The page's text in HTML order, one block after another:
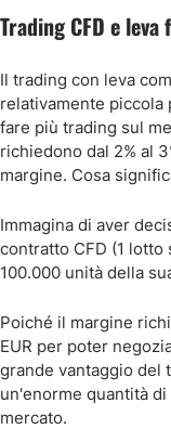
Trading CFD e
Il trading con leva
relativamente
fare più trading sul
richiedono dal 2% al
margine. Cosa
Immagina di aver
contratto CFD (1 lotto
100.000 unità della
Poiché il margine
EUR per poter
grande vantaggio del
un'enorme quantità
mercato.